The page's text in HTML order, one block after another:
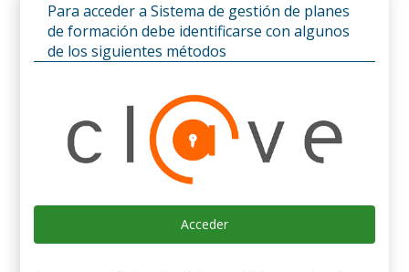
Para acceder a Sistema de gestión de planes
de formación debe identificarse con algunos
de los siguientes métodos
Acceder